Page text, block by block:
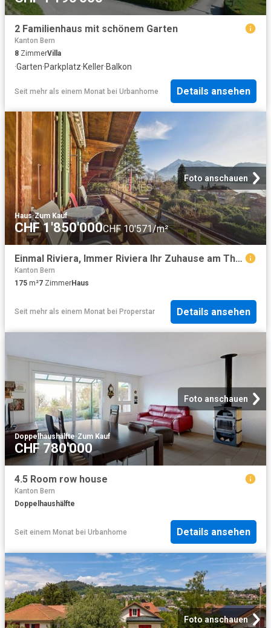
2 Familienhaus mit schönem Garten
Kanton Bern
8 ZimmerVilla
·Garten·Parkplatz·Keller·Balkon
Seit mehr als einem Monat bei Urbanhome Details ansehen
Foto anschauen
Haus·Zum Kauf
CHF 1'850'000CHF 10'571/m²
Einmal Riviera, Immer Riviera Ihr Zuhause am Thunersee
Kanton Bern
175 m²7 ZimmerHaus
Seit mehr als einem Monat bei Properstar Details ansehen
Foto anschauen
Doppelhaushälfte·Zum Kauf
CHF 780'000
4.5 Room row house
Kanton Bern
Doppelhaushälfte
Seit einem Monat bei Urbanhome Details ansehen
Foto anschauen